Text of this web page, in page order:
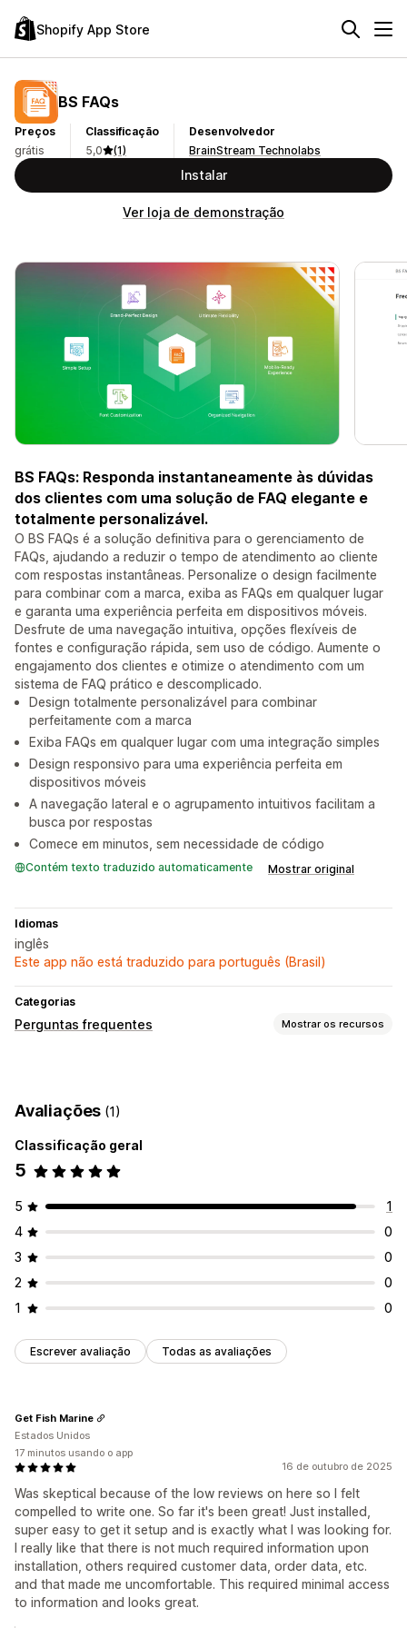
Shopify App Store
BS FAQs
Preços
grátis
Classificação
5,0
(1)
Desenvolvedor
BrainStream Technolabs
Instalar
Ver loja de demonstração
BS FAQs: Responda instantaneamente às dúvidas
dos clientes com uma solução de FAQ elegante e
totalmente personalizável.
O BS FAQs é a solução definitiva para o gerenciamento de
FAQs, ajudando a reduzir o tempo de atendimento ao cliente
com respostas instantâneas. Personalize o design facilmente
para combinar com a marca, exiba as FAQs em qualquer lugar
e garanta uma experiência perfeita em dispositivos móveis.
Desfrute de uma navegação intuitiva, opções flexíveis de
fontes e configuração rápida, sem uso de código. Aumente o
engajamento dos clientes e otimize o atendimento com um
sistema de FAQ prático e descomplicado.
Design totalmente personalizável para combinar
perfeitamente com a marca
Exiba FAQs em qualquer lugar com uma integração simples
Design responsivo para uma experiência perfeita em
dispositivos móveis
A navegação lateral e o agrupamento intuitivos facilitam a
busca por respostas
Comece em minutos, sem necessidade de código
Contém texto traduzido automaticamente Mostrar original
Idiomas
inglês
Este app não está traduzido para português (Brasil)
Categorias
Perguntas frequentes Mostrar os recursos
Página de perguntas frequentes
Responsividade para dispositivos móveis
Fonte e cor personalizadas
Avaliações (1)
Classificação geral
5
5
1
4
0
3
0
2
0
1
0
Escrever avaliação Todas as avaliações
16 de outubro de 2025
Was skeptical because of the low reviews on here so I felt
compelled to write one. So far it's been great! Just installed,
super easy to get it setup and is exactly what I was looking for.
I really like that there is not much required information upon
installation, others required customer data, order data, etc.
and that made me uncomfortable. This required minimal access
to information and looks great.
Get Fish Marine
Estados Unidos
17 minutos usando o app